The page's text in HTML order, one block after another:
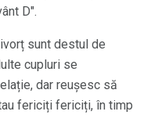
D".
sunt destul de
cupluri se
dar reușesc să
fericiți fericiți, în timp